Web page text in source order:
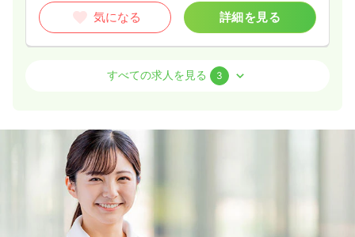
気になる 詳細を見る
正看護師 / 管理職
45.0万円〜/月
※一例
8:30～17:30
4週8休以上
月給40万円以上可
気になる
すべての求人を見る 3